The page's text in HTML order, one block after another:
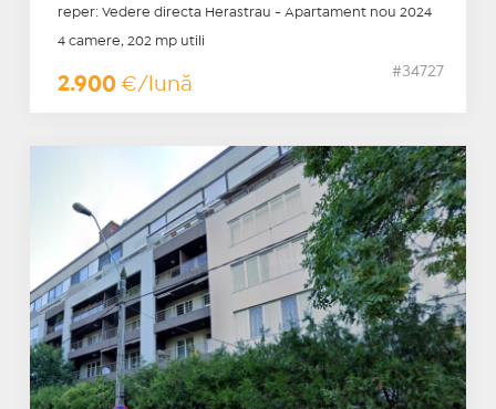
reper: Vedere directa Herastrau - Apartament nou 2024
4 camere, 202 mp utili
2.900 €/lună
#34727